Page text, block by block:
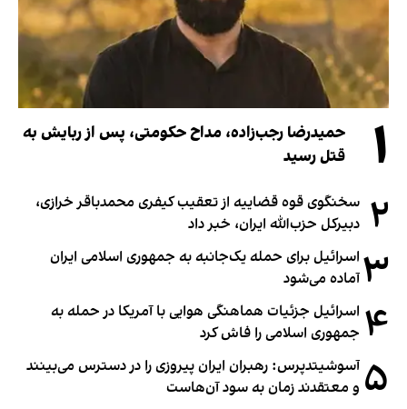
۱
حمیدرضا رجب‌زاده، مداح حکومتی، پس از ربایش به
قتل رسید
۲ سخنگوی قوه قضاییه از تعقیب کیفری محمدباقر خرازی،
دبیر‌کل حزب‌الله ایران، خبر داد
۳ اسرائیل برای حمله یک‌جانبه به جمهوری اسلامی ایران
آماده می‌شود
۴ اسرائیل جزئیات هماهنگی هوایی با آمریکا در حمله به
جمهوری اسلامی را فاش کرد
۵ آسوشیتدپرس: رهبران ایران پیروزی را در دسترس می‌بینند
و معتقدند زمان به سود آن‌هاست